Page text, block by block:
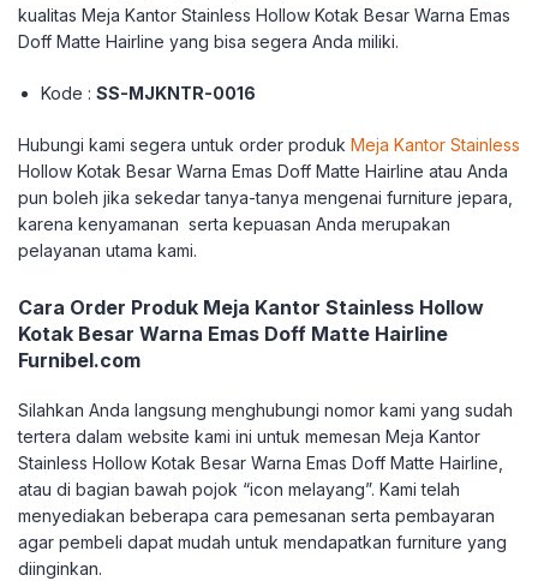
kualitas Meja Kantor Stainless Hollow Kotak Besar Warna Emas
Doff Matte Hairline yang bisa segera Anda miliki.
Kode :SS-MJKNTR-0016
Hubungi kami segera untuk order produk Meja Kantor Stainless
Hollow Kotak Besar Warna Emas Doff Matte Hairline atau Anda
pun boleh jika sekedar tanya-tanya mengenai furniture jepara,
karena kenyamanan serta kepuasan Anda merupakan
pelayanan utama kami.
Cara Order Produk Meja Kantor Stainless Hollow
Kotak Besar Warna Emas Doff Matte Hairline
Furnibel.com
Silahkan Anda langsung menghubungi nomor kami yang sudah
tertera dalam website kami ini untuk memesan Meja Kantor
Stainless Hollow Kotak Besar Warna Emas Doff Matte Hairline,
atau di bagian bawah pojok “icon melayang”. Kami telah
menyediakan beberapa cara pemesanan serta pembayaran
agar pembeli dapat mudah untuk mendapatkan furniture yang
diinginkan.